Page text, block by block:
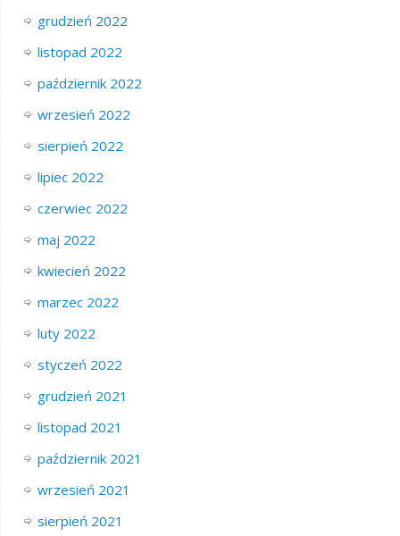
grudzień 2022
listopad 2022
październik 2022
wrzesień 2022
sierpień 2022
lipiec 2022
czerwiec 2022
maj 2022
kwiecień 2022
marzec 2022
luty 2022
styczeń 2022
grudzień 2021
listopad 2021
październik 2021
wrzesień 2021
sierpień 2021